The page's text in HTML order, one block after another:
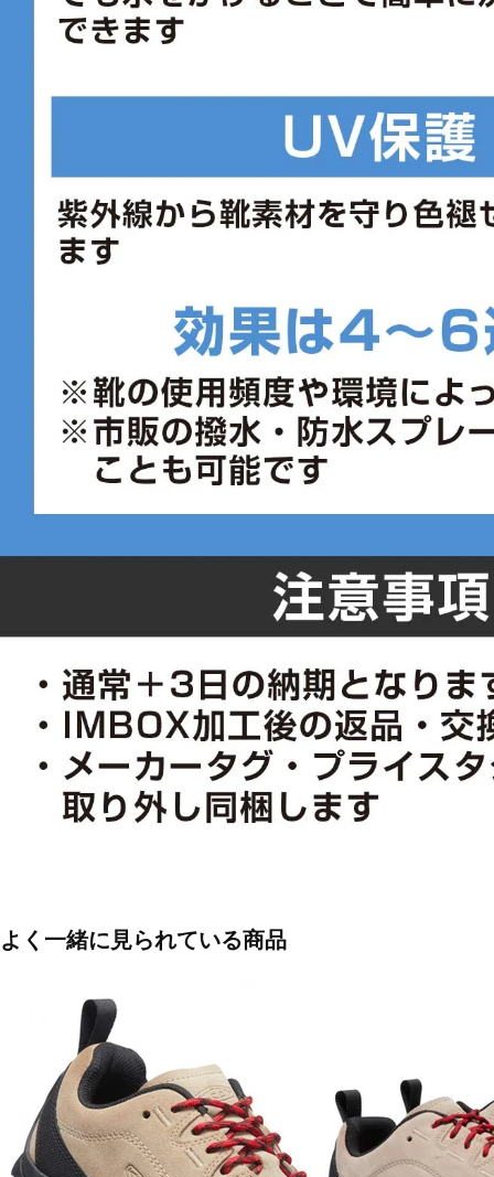
よく一緒に見られている商品